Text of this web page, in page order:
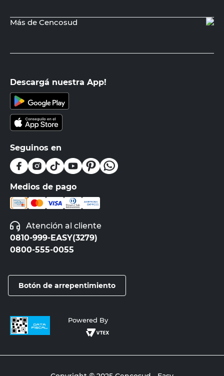
Más de Cencosud
Descargá nuestra App!
Seguinos en
Medios de pago
Atención al cliente
0810-999-EASY(3279)
0800-555-0055
Botón de arrepentimiento
Powered By